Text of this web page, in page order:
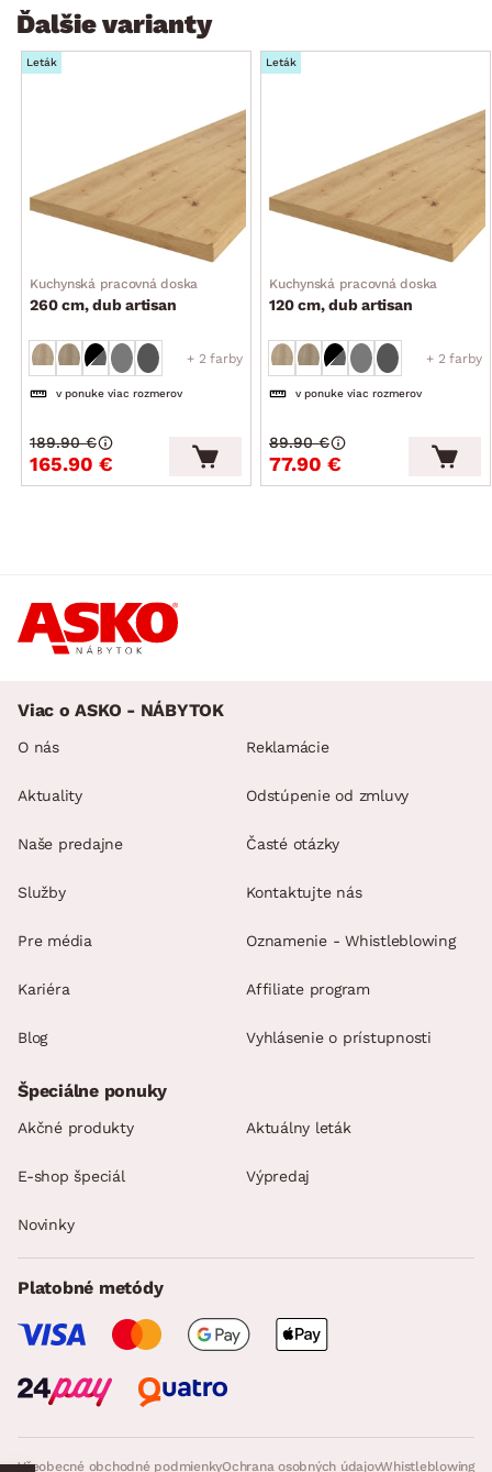
Ďalšie varianty
Leták
Kuchynská pracovná doska
260 cm, dub artisan
+ 2 farby
v ponuke viac rozmerov
165.90 €
189.90 €
Leták
Kuchynská pracovná doska
120 cm, dub artisan
+ 2 farby
v ponuke viac rozmerov
77.90 €
89.90 €
Viac o ASKO - NÁBYTOK
O nás
Aktuality
Naše predajne
Služby
Pre média
Kariéra
Blog
Reklamácie
Odstúpenie od zmluvy
Časté otázky
Kontaktujte nás
Oznamenie - Whistleblowing
Affiliate program
Vyhlásenie o prístupnosti
Všeobecné obchodné podmienkyOchrana osobných údajovWhistleblowing
Špeciálne ponuky
Akčné produkty Aktuálny leták
E-shop špeciál Výpredaj
Novinky
Platobné metódy